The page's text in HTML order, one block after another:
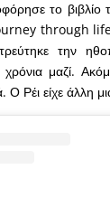
το βιβλίο
through
την
μαζί.
Ο Ρέι είχε άλλη